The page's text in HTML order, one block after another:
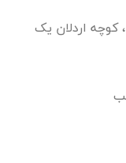
اردلان یک